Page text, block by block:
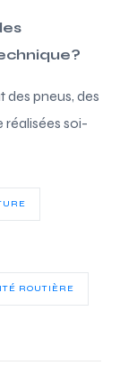
des pneus, des
réalisées soi-
ROUTIÈRE